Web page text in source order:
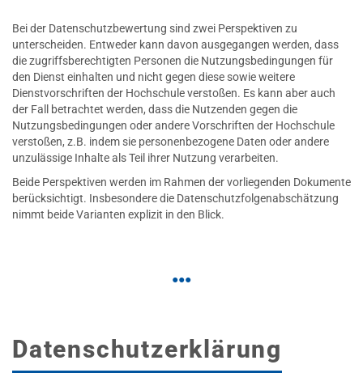
Bei der Datenschutzbewertung sind zwei Perspektiven zu
unterscheiden. Entweder kann davon ausgegangen werden, dass
die zugriffsberechtigten Personen die Nutzungsbedingungen für
den Dienst einhalten und nicht gegen diese sowie weitere
Dienstvorschriften der Hochschule verstoßen. Es kann aber auch
der Fall betrachtet werden, dass die Nutzenden gegen die
Nutzungsbedingungen oder andere Vorschriften der Hochschule
verstoßen, z.B. indem sie personenbezogene Daten oder andere
unzulässige Inhalte als Teil ihrer Nutzung verarbeiten.
Beide Perspektiven werden im Rahmen der vorliegenden Dokumente
berücksichtigt. Insbesondere die Datenschutzfolgenabschätzung
nimmt beide Varianten explizit in den Blick.
Datenschutzerklärung